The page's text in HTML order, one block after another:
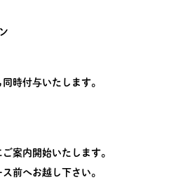
付与いたします。
案内開始いたします。
前へお越し下さい。